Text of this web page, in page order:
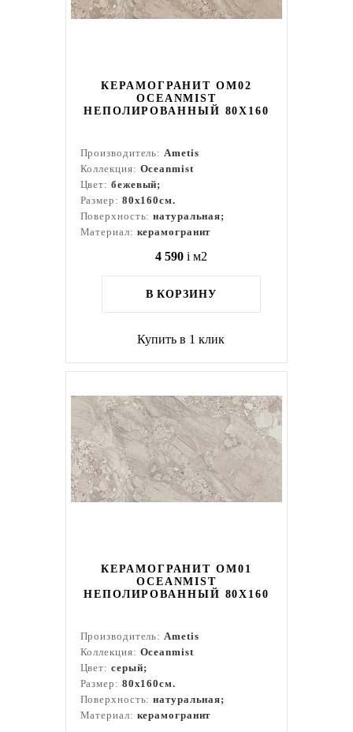
КЕРАМОГРАНИТ OM02
OCEANMIST
НЕПОЛИРОВАННЫЙ 80X160
Производитель:Ametis
Коллекция: Oceanmist
Цвет: бежевый;
Размер: 80x160см.
Поверхность:натуральная;
Материал: керамогранит
4 590 i м2
В КОРЗИНУ
Купить в 1 клик
КЕРАМОГРАНИТ OM01
OCEANMIST
НЕПОЛИРОВАННЫЙ 80X160
Производитель:Ametis
Коллекция: Oceanmist
Цвет: серый;
Размер: 80x160см.
Поверхность:натуральная;
Материал: керамогранит